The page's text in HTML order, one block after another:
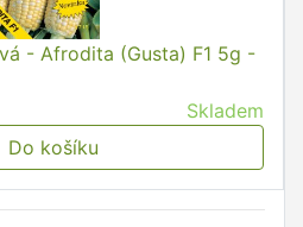
- Afrodita (Gusta) F1 5g -
Skladem
košíku